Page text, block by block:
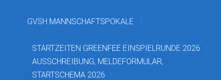
GVSH MANNSCHAFTSPOKALE
STARTZEITEN GREENFEE EINSPIELRUNDE 2026
AUSSCHREIBUNG, MELDEFORMULAR,
STARTSCHEMA 2026